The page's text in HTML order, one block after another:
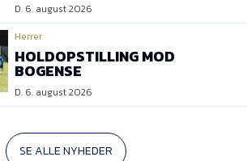
D. 6. august 2026
Herrer
HOLDOPSTILLING MOD
BOGENSE
D. 6. august 2026
SE ALLE NYHEDER